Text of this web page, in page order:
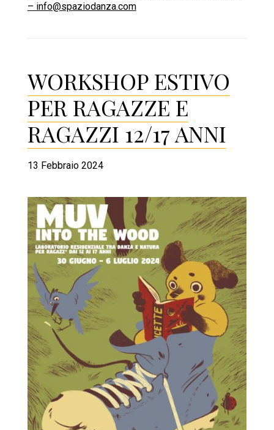
– info@spaziodanza.com
WORKSHOP ESTIVO
PER RAGAZZE E
RAGAZZI 12/17 ANNI
13 Febbraio 2024